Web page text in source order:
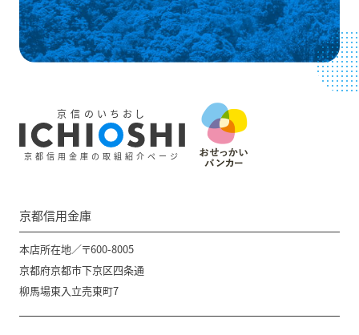
京信のいちおし
京都信用金庫の取組紹介ページ
京都信用金庫
本店所在地／〒600-8005
京都府京都市下京区四条通
柳馬場東入立売東町7